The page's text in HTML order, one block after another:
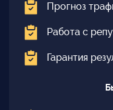
Прогноз
Работа с
Гарантия